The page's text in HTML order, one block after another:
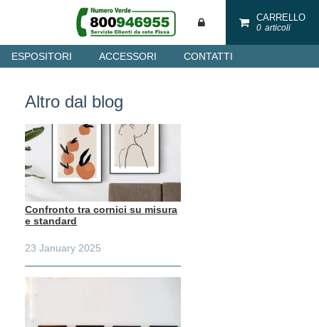
CARRELLO
0 articoli
ESPOSITORI ACCESSORI CONTATTI
Altro dal blog
Confronto tra cornici su misura
e standard
23 January 2025